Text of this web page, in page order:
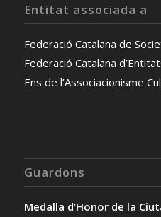
Entitat associada a
Federació Catalana de
Federació Catalana
Ens de l’Associacionisme
Guardons
Medalla d’Honor de la